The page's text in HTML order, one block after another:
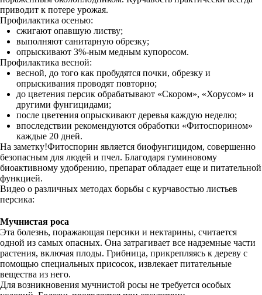
приводит к потере урожая.
Профилактика осенью:
сжигают опавшую листву;
выполняют санитарную обрезку;
опрыскивают 3%-ным медным купоросом.
Профилактика весной:
весной, до того как пробудятся почки, обрезку и
опрыскивания проводят повторно;
до цветения персик обрабатывают «Скором», «Хорусом» и
другими фунгицидами;
после цветения опрыскивают деревья каждую неделю;
впоследствии рекомендуются обработки «Фитоспорином»
каждые 20 дней.
На заметку!Фитоспорин является биофунгицидом, совершенно
безопасным для людей и пчел. Благодаря гуминовому
биоактивному удобрению, препарат обладает еще и питательной
функцией.
Видео о различных методах борьбы с курчавостью листьев
персика:
Мучнистая роса
Эта болезнь, поражающая персики и нектарины, считается
одной из самых опасных. Она затрагивает все надземные части
растения, включая плоды. Грибница, прикрепляясь к дереву с
помощью специальных присосок, извлекает питательные
вещества из него.
Для возникновения мучнистой росы не требуется особых